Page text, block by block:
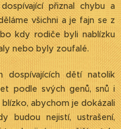
přiznal chybu a
všichni a je fajn se z
kdy rodiče byli nablízku
nebo byly zoufalé.
dospívajících dětí natolik
podle svých genů, snů i
abychom je dokázali
budou nejistí, ustrašení,